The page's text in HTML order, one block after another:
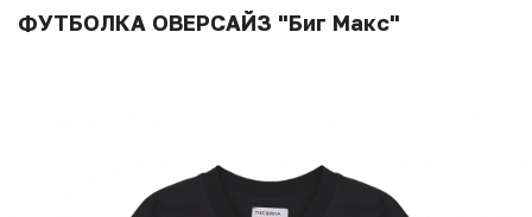
ФУТБОЛКА ОВЕРСАЙЗ "Биг Макс"